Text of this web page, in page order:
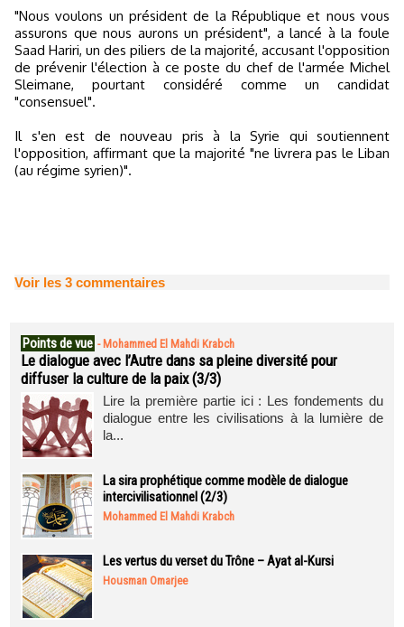
"Nous voulons un président de la République et nous vous
assurons que nous aurons un président", a lancé à la foule
Saad Hariri, un des piliers de la majorité, accusant l'opposition
de prévenir l'élection à ce poste du chef de l'armée Michel
Sleimane, pourtant considéré comme un candidat
"consensuel".
Il s'en est de nouveau pris à la Syrie qui soutiennent
l'opposition, affirmant que la majorité "ne livrera pas le Liban
(au régime syrien)".
Voir les 3 commentaires
Points de vue - Mohammed El Mahdi Krabch
Le dialogue avec l’Autre dans sa pleine diversité pour
diffuser la culture de la paix (3/3)
Lire la première partie ici : Les fondements du
dialogue entre les civilisations à la lumière de
la...
La sira prophétique comme modèle de dialogue
intercivilisationnel (2/3)
Mohammed El Mahdi Krabch
Les vertus du verset du Trône – Ayat al-Kursi
Housman Omarjee